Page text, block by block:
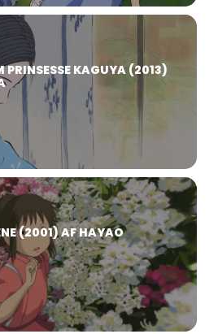
KAGUYA (2013)
(2001) AF HAYAO